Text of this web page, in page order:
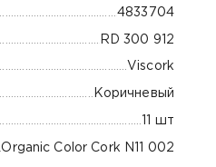
4833704
RD 300 912
Viscork
Коричневый
11 шт
Organic Color Cork N11 002